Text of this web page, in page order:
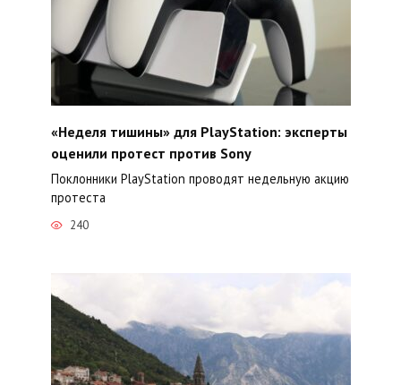
«Неделя тишины» для PlayStation: эксперты
оценили протест против Sony
Поклонники PlayStation проводят недельную акцию
протеста
240